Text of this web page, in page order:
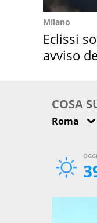
Milano
Eclissi
avviso